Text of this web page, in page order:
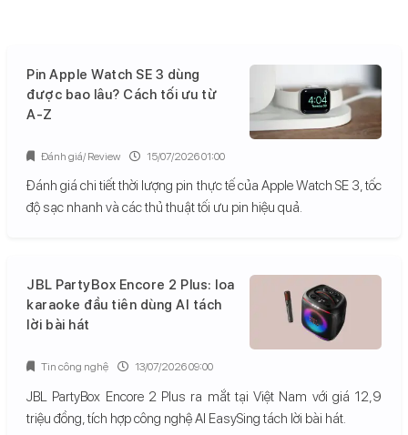
Pin Apple Watch SE 3 dùng
được bao lâu? Cách tối ưu từ
A-Z
Đánh giá chi tiết thời lượng pin thực tế của Apple Watch SE 3, tốc
độ sạc nhanh và các thủ thuật tối ưu pin hiệu quả.
Đánh giá/ Review 15/07/2026 01:00
JBL PartyBox Encore 2 Plus: loa
karaoke đầu tiên dùng AI tách
lời bài hát
JBL PartyBox Encore 2 Plus ra mắt tại Việt Nam với giá 12,9
triệu đồng, tích hợp công nghệ AI EasySing tách lời bài hát.
Tin công nghệ 13/07/2026 09:00